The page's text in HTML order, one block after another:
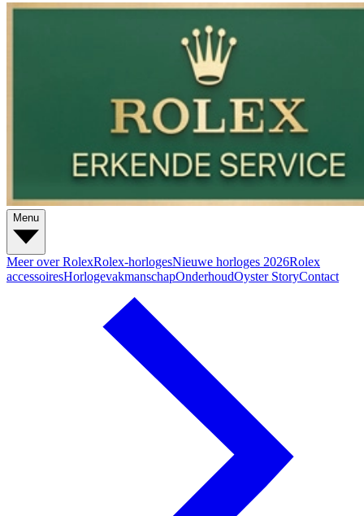
Menu
Meer over RolexRolex-horlogesNieuwe horloges 2026Rolex
accessoiresHorlogevakmanschapOnderhoudOyster StoryContact